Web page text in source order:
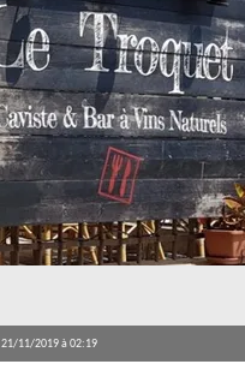
21/11/2019 à 02:19